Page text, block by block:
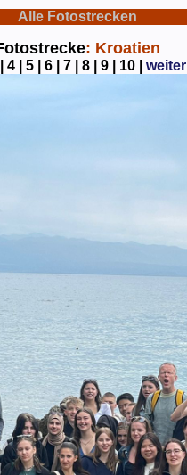
Alle Fotostrecken
: Kroatien
4 | 5 | 6 | 7 | 8 | 9 | 10 | weiter